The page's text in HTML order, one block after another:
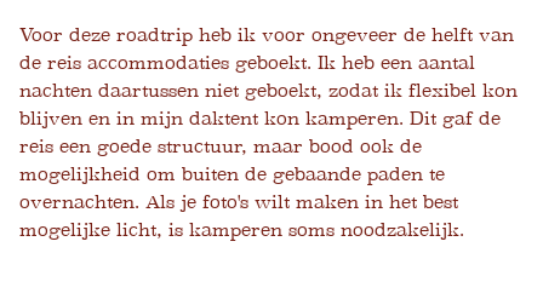
Voor deze roadtrip heb ik voor ongeveer de helft van
de reis accommodaties geboekt. Ik heb een aantal
nachten daartussen niet geboekt, zodat ik flexibel kon
blijven en in mijn daktent kon kamperen. Dit gaf de
reis een goede structuur, maar bood ook de
mogelijkheid om buiten de gebaande paden te
overnachten. Als je foto's wilt maken in het best
mogelijke licht, is kamperen soms noodzakelijk.